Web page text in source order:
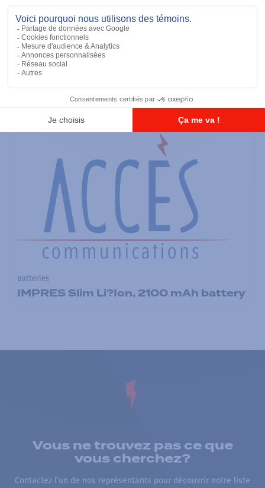
TIA IMPRES Low Volt 2900 mAh
Ajouter à la liste
Batteries
IMPRES Slim Li?Ion, 2100 mAh battery
Vous ne trouvez pas ce que
vous cherchez?
Contactez l’un de nos représentants pour découvrir notre liste